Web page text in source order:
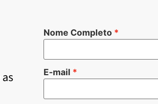
Nome Completo
E-mail